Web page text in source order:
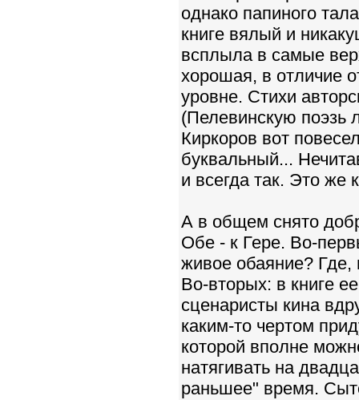
однако папиного
книге вялый и
всплыла в самые
хорошая, в отличие
уровне. Стихи
(Пелевинскую поэзь
Киркоров вот
буквальный...
и всегда так. Это же
А в общем снято
Обе - к Гере. Во-
живое обаяние?
Во-вторых: в книге
сценаристы кина
каким-то чертом
которой вполне
натягивать на
раньшее" время.